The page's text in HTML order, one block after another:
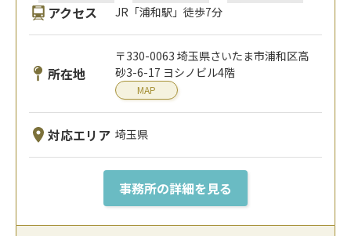
アクセス JR「浦和駅」徒歩7分
所在地
〒330-0063 埼玉県さいたま市浦和区高
砂3-6-17 ヨシノビル4階
MAP
対応エリア 埼玉県
事務所の詳細を見る